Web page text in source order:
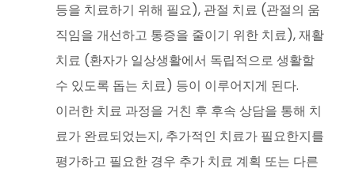
등을 치료하기 위해 필요), 관절 치료 (관절의 움
직임을 개선하고 통증을 줄이기 위한 치료), 재활
치료 (환자가 일상생활에서 독립적으로 생활할
수 있도록 돕는 치료) 등이 이루어지게 된다.
이러한 치료 과정을 거친 후 후속 상담을 통해 치
료가 완료되었는지, 추가적인 치료가 필요한지를
평가하고 필요한 경우 추가 치료 계획 또는 다른